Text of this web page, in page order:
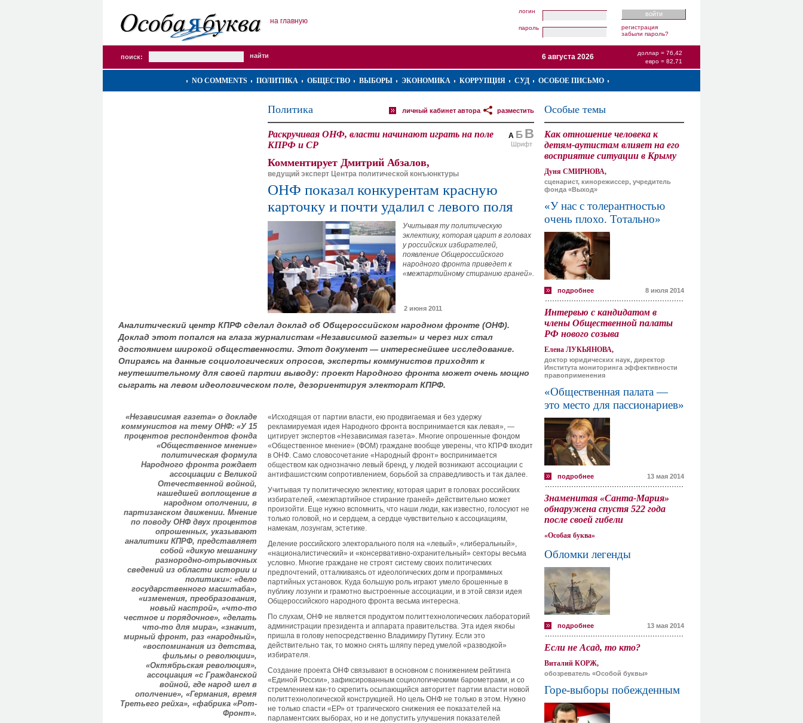
на главную
логин
пароль
регистрация
забыли пароль?
поиск:
доллар = 76,42
евро = 82,71
6 августа 2026
NO COMMENTS ПОЛИТИКА ОБЩЕСТВО ВЫБОРЫ ЭКОНОМИКА КОРРУПЦИЯ СУД ОСОБОЕ ПИСЬМО
Политика разместить
личный кабинет автора
А Б В
Шрифт
Раскручивая ОНФ, власти начинают играть на поле
КПРФ и СР
Комментирует Дмитрий Абзалов,
ведущий эксперт Центра политической конъюнктуры
ОНФ показал конкурентам красную
карточку и почти удалил с левого поля
Учитывая ту политическую
эклектику, которая царит в головах
у российских избирателей,
появление Общероссийского
народного фронта приведет к
«межпартийному стиранию граней».
2 июня 2011
Аналитический центр КПРФ сделал доклад об Общероссийском народном фронте (ОНФ).
Доклад этот попался на глаза журналистам «Независимой газеты» и через них стал
достоянием широкой общественности. Этот документ — интереснейшее исследование.
Опираясь на данные социологических опросов, эксперты коммунистов приходят к
неутешительному для своей партии выводу: проект Народного фронта может очень мощно
сыграть на левом идеологическом поле, дезориентируя электорат КПРФ.
«Независимая газета» о докладе
коммунистов на тему ОНФ: «У 15
процентов респондентов фонда
«Общественное мнение»
политическая формула
Народного фронта рождает
ассоциации с Великой
Отечественной войной,
нашедшей воплощение в
народном ополчении, в
партизанском движении. Мнение
по поводу ОНФ двух процентов
опрошенных, указывают
аналитики КПРФ, представляет
собой «дикую мешанину
разнородно-отрывочных
сведений из области истории и
политики»: «дело
государственного масштаба»,
«изменения, преобразования,
новый настрой», «что-то
честное и порядочное», «делать
что-то для мира», «значит,
мирный фронт, раз «народный»,
«воспоминания из детства,
фильмы о революции»,
«Октябрьская революция»,
ассоциация «с Гражданской
войной, где народ шел в
ополчение», «Германия, время
Третьего рейха», «фабрика «Рот-
Фронт».
«Исходящая от партии власти, ею продвигаемая и без удержу
рекламируемая идея Народного фронта воспринимается как левая», —
цитирует экспертов «Независимая газета». Многие опрошенные фондом
«Общественное мнение» (ФОМ) граждане вообще уверены, что КПРФ входит
в ОНФ. Само словосочетание «Народный фронт» воспринимается
обществом как однозначно левый бренд, у людей возникают ассоциации с
антифашистским сопротивлением, борьбой за справедливость и так далее.
Учитывая ту политическую эклектику, которая царит в головах российских
избирателей, «межпартийное стирание граней» действительно может
произойти. Еще нужно вспомнить, что наши люди, как известно, голосуют не
только головой, но и сердцем, а сердце чувствительно к ассоциациям,
намекам, лозунгам, эстетике.
Деление российского электорального поля на «левый», «либеральный»,
«националистический» и «консервативно-охранительный» секторы весьма
условно. Многие граждане не строят систему своих политических
предпочтений, отталкиваясь от идеологических догм и программных
партийных установок. Куда большую роль играют умело брошенные в
публику лозунги и грамотно выстроенные ассоциации, и в этой связи идея
Общероссийского народного фронта весьма интересна.
По слухам, ОНФ не является продуктом политтехнологических лабораторий
администрации президента и аппарата правительства. Эта идея якобы
пришла в голову непосредственно Владимиру Путину. Если это
действительно так, то можно снять шляпу перед умелой «разводкой»
избирателя.
Создание проекта ОНФ связывают в основном с понижением рейтинга
«Единой России», зафиксированным социологическими барометрами, и со
стремлением как-то скрепить осыпающийся авторитет партии власти новой
политтехнологической конструкцией. Но цель ОНФ не только в этом. Нужно
не только спасти «ЕР» от трагического снижения ее показателей на
парламентских выборах, но и не допустить улучшения показателей
Особые темы
Как отношение человека к
детям-аутистам влияет на его
восприятие ситуации в Крыму
Дуня СМИРНОВА,
сценарист, кинорежиссер, учредитель
фонда «Выход»
«У нас с толерантностью
очень плохо. Тотально»
подробнее 8 июля 2014
Интервью с кандидатом в
члены Общественной палаты
РФ нового созыва
Елена ЛУКЬЯНОВА,
доктор юридических наук, директор
Института мониторинга эффективности
правоприменения
«Общественная палата —
это место для пассионариев»
подробнее 13 мая 2014
Знаменитая «Санта-Мария»
обнаружена спустя 522 года
после своей гибели
«Особая буква»
Обломки легенды
подробнее 13 мая 2014
Если не Асад, то кто?
Виталий КОРЖ,
обозреватель «Особой буквы»
Горе-выборы побежденным